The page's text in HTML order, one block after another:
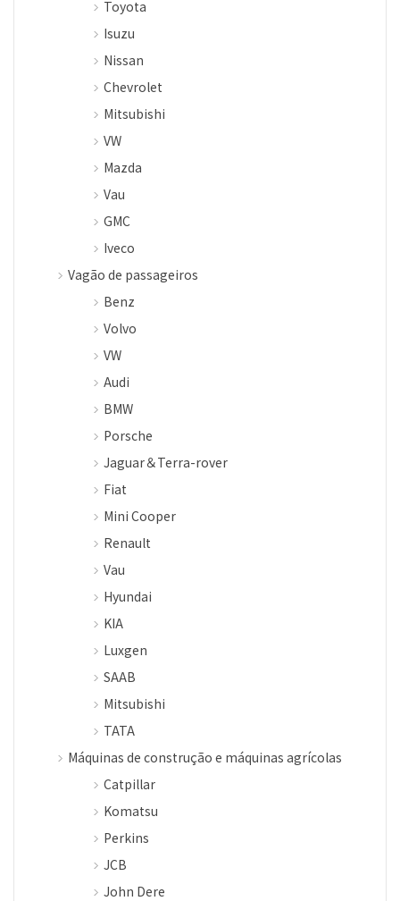
Toyota
Isuzu
Nissan
Chevrolet
Mitsubishi
VW
Mazda
Vau
GMC
Iveco
Vagão de passageiros
Benz
Volvo
VW
Audi
BMW
Porsche
Jaguar＆Terra-rover
Fiat
Mini Cooper
Renault
Vau
Hyundai
KIA
Luxgen
SAAB
Mitsubishi
TATA
Máquinas de construção e máquinas agrícolas
Catpillar
Komatsu
Perkins
JCB
John Dere